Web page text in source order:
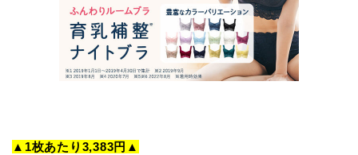
▲1枚あたり3,383円▲